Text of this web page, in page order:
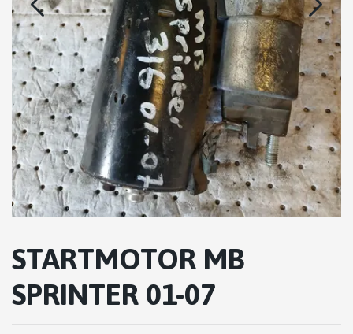
STARTMOTOR MB
SPRINTER 01-07